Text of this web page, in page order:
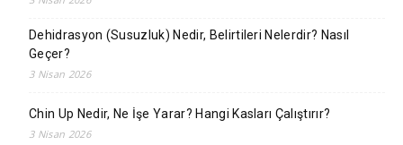
Dehidrasyon (Susuzluk) Nedir, Belirtileri Nelerdir? Nasıl
Geçer?
3 Nisan 2026
Chin Up Nedir, Ne İşe Yarar? Hangi Kasları Çalıştırır?
3 Nisan 2026